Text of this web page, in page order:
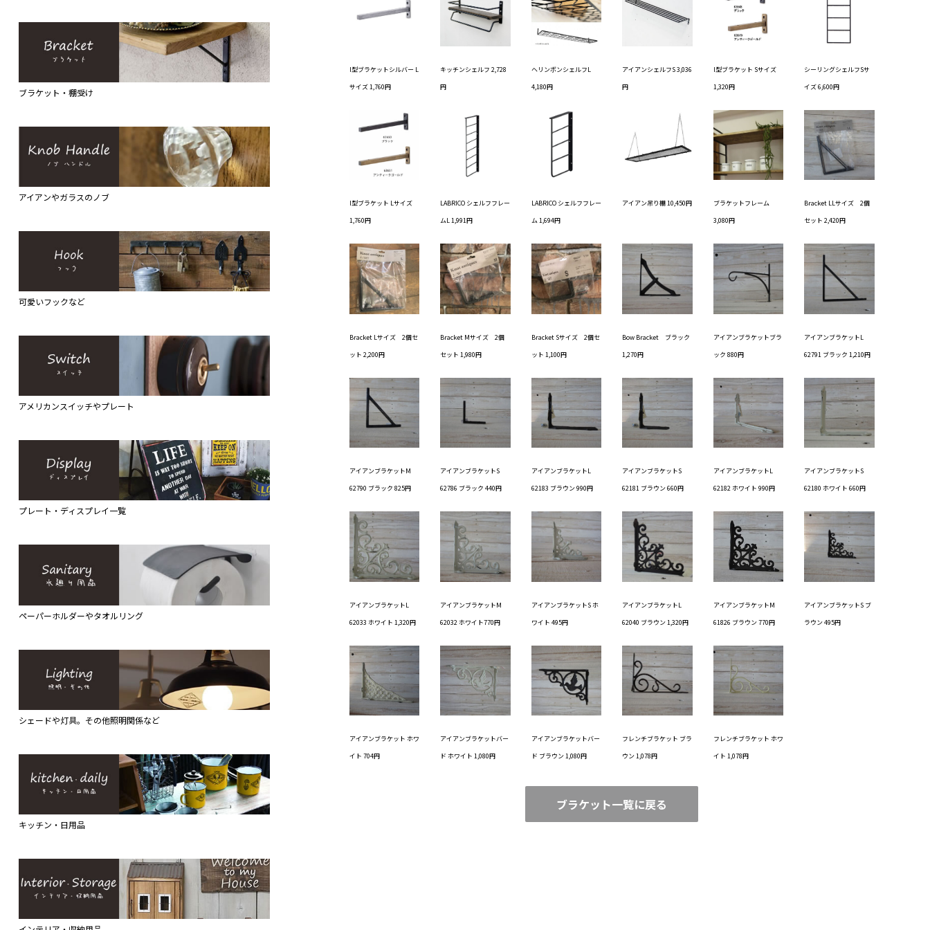
I型ブラケットシルバー L
サイズ 1,760円
キッチンシェルフ 2,728
円
ヘリンボンシェルフL
4,180円
アイアンシェルフS 3,036
円
I型ブラケット Sサイズ
1,320円
シーリングシェルフSサ
イズ 6,600円
I型ブラケット Lサイズ
1,760円
LABRICO シェルフフレー
ムL 1,991円
LABRICO シェルフフレー
ム 1,694円
アイアン吊り棚 10,450円
ブラケットフレーム
3,080円
Bracket LLサイズ 2個
セット 2,420円
Bracket Lサイズ 2個セ
ット 2,200円
Bracket Mサイズ 2個
セット 1,980円
Bracket Sサイズ 2個セ
ット 1,100円
Bow Bracket ブラック
1,270円
アイアンブラケットブラ
ック 880円
アイアンブラケットL
62791 ブラック 1,210円
アイアンブラケットM
62790 ブラック 825円
アイアンブラケットS
62786 ブラック 440円
アイアンブラケットL
62183 ブラウン 990円
アイアンブラケットS
62181 ブラウン 660円
アイアンブラケットL
62182 ホワイト 990円
アイアンブラケットS
62180 ホワイト 660円
アイアンブラケットL
62033 ホワイト 1,320円
アイアンブラケットM
62032 ホワイト770円
アイアンブラケットS ホ
ワイト 495円
アイアンブラケットL
62040 ブラウン 1,320円
アイアンブラケットM
61826 ブラウン 770円
アイアンブラケットS ブ
ラウン 495円
アイアンブラケット ホワ
イト 704円
アイアンブラケットバー
ド ホワイト 1,080円
アイアンブラケットバー
ド ブラウン 1,080円
フレンチブラケット ブラ
ウン 1,078円
フレンチブラケット ホワ
イト 1,078円
ブラケット一覧に戻る
ブラケット・棚受け
アイアンやガラスのノブ
可愛いフックなど
アメリカンスイッチやプレート
プレート・ディスプレイ一覧
ペーパーホルダーやタオルリング
シェードや灯具。その他照明関係など
キッチン・日用品